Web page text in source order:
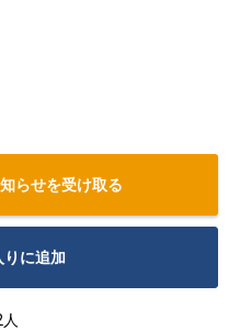
らせを受け取る
りに追加